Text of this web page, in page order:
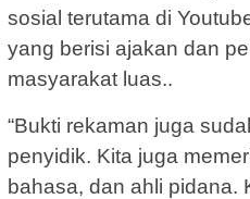
sosial terutama di
yang berisi ajakan dan
masyarakat luas..
“Bukti rekaman juga
penyidik. Kita juga
bahasa, dan ahli pidana.